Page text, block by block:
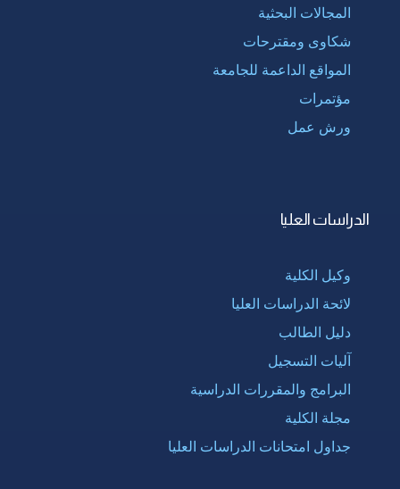
المجالات البحثية
شكاوى ومقترحات
المواقع الداعمة للجامعة
مؤتمرات
ورش عمل
الدراسات العليا
وكيل الكلية
لائحة الدراسات العليا
دليل الطالب
آليات التسجيل
البرامج والمقررات الدراسية
مجلة الكلية
جداول امتحانات الدراسات العليا